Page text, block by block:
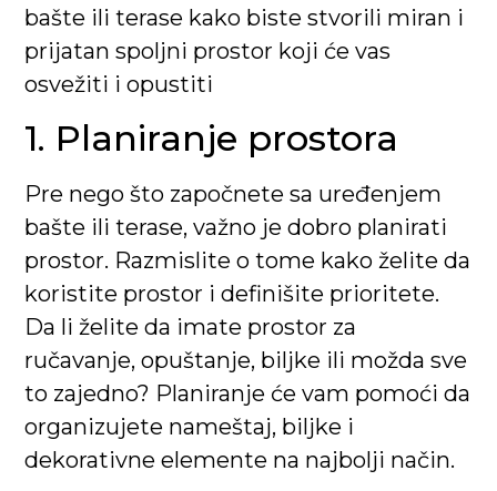
bašte ili terase kako biste stvorili miran i
prijatan spoljni prostor koji će vas
osvežiti i opustiti
1. Planiranje prostora
Pre nego što započnete sa uređenjem
bašte ili terase, važno je dobro planirati
prostor. Razmislite o tome kako želite da
koristite prostor i definišite prioritete.
Da li želite da imate prostor za
ručavanje, opuštanje, biljke ili možda sve
to zajedno? Planiranje će vam pomoći da
organizujete nameštaj, biljke i
dekorativne elemente na najbolji način.